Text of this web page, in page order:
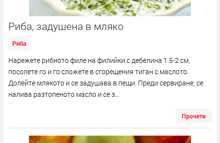
Риба, задушенa в мляко
Риба
Нарежете рибното филе на филийки с дебелина 1.5-2 см,
посолете го и го сложете в сгорещения тиган с маслото.
Долейте млякото и се задушава в пещи. Преди сервиране, се
налива разтопеното масло и се з...
Прочети